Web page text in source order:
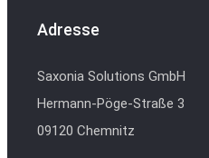
Adresse
Saxonia Solutions GmbH
Hermann-Pöge-Straße 3
09120 Chemnitz